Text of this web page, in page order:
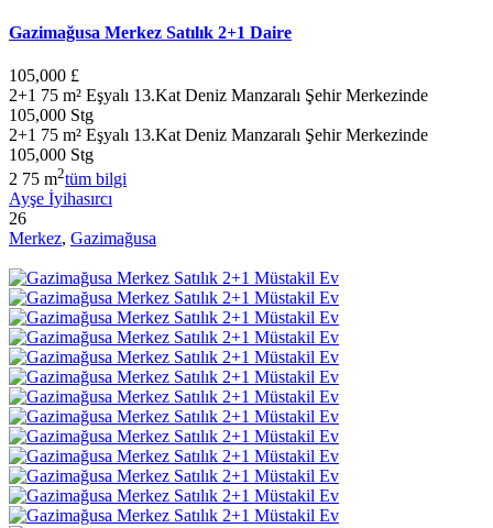
Gazimağusa Merkez Satılık 2+1 Daire
105,000 £
2+1 75 m² Eşyalı 13.Kat Deniz Manzaralı Şehir Merkezinde
105,000 Stg
2+1 75 m² Eşyalı 13.Kat Deniz Manzaralı Şehir Merkezinde
105,000 Stg
2 75 m2tüm bilgi
Ayşe İyihasırcı
26
Merkez, Gazimağusa